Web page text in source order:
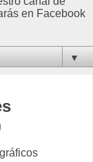
en Facebook
▼